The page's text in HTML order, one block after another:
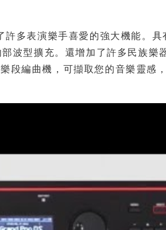
多表演樂手喜愛的強大機能。具
型擴充。還增加了許多民族樂
段編曲機，可擷取您的音樂靈感